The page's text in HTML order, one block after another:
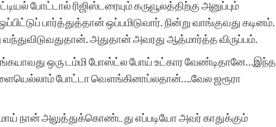
போட்டால் ரிஜிஸ்டரையும் கருவூலத்திற்கு அனுப்பும்
பார்த்துத்தான் ஒப்பமிடுவார். நின்று வாங்குவது கடினம்.
அதுதான் அவரது ஆத்மார்த்த விருப்பம்.
ஒரு டம்மி போஸ்ட்ல போய் உட்கார வேண்டிதானே…இந்த
போட்டா வௌங்கினாப்லதான்….வேல ஜரூரா
நான் அலுத்துக்கொண்டது எப்படியோ அவர் காதுக்கும்
இத்தளத்தின் உதவியால்
தான். கதைக்கு ஏற்ற
படத்தினை தேர்வு செய்து
வெளியிடுவது தங்களின்
தனி சிறப்பு. மீண்டும்